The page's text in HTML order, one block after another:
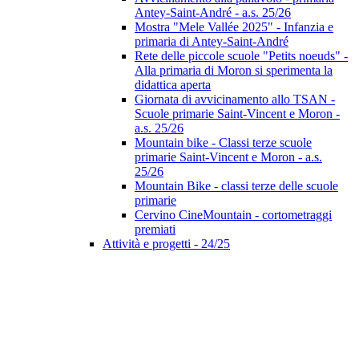
Antey-Saint-André - a.s. 25/26
Mostra "Mele Vallée 2025" - Infanzia e
primaria di Antey-Saint-André
Rete delle piccole scuole "Petits noeuds" -
Alla primaria di Moron si sperimenta la
didattica aperta
Giornata di avvicinamento allo TSAN -
Scuole primarie Saint-Vincent e Moron -
a.s. 25/26
Mountain bike - Classi terze scuole
primarie Saint-Vincent e Moron - a.s.
25/26
Mountain Bike - classi terze delle scuole
primarie
Cervino CineMountain - cortometraggi
premiati
Attività e progetti - 24/25